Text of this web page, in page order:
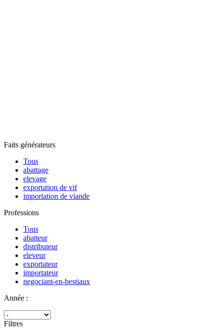
Faits générateurs
Tous
abattage
elevage
exportation de vif
importation de viande
Professions
Tous
abatteur
distributeur
eleveur
exportateur
importateur
negociant-en-bestiaux
Année :
Filtres